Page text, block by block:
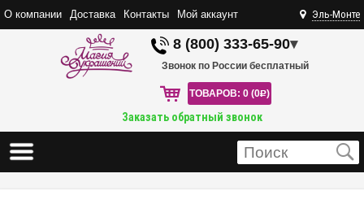
О компании Доставка Контакты Мой аккаунт Эль-Монте
8 (800) 333-65-90▾
Звонок по России бесплатный
ТОВАРОВ: 0 (0R)
Заказать обратный звонок